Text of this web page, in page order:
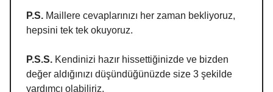
P.S. Maillere cevaplarınızı her zaman bekliyoruz,
hepsini tek tek okuyoruz.
P.S.S. Kendinizi hazır hissettiğinizde ve bizden
değer aldığınızı düşündüğünüzde size 3 şekilde
yardımcı olabiliriz.